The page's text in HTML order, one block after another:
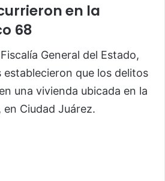
en la
68
General del Estado,
establecieron que los delitos
una vivienda ubicada en la
Ciudad Juárez.